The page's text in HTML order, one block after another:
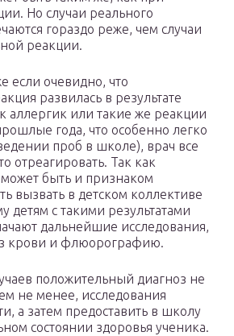
Но случаи реального
гораздо реже, чем случаи
реакции.
если очевидно, что
развилась в результате
аллергик или такие же реакции
года, что особенно легко
проб в школе), врач все
отреагировать. Так как
быть и признаком
вызвать в детском коллективе
детям с такими результатами
дальнейшие исследования,
крови и флюорографию.
положительный диагноз не
не менее, исследования
а затем предоставить в школу
состоянии здоровья ученика.